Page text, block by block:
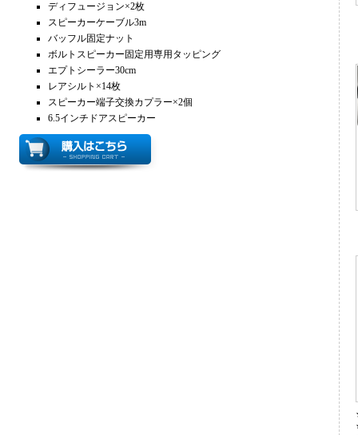
ディフュージョン×2枚
スピーカーケーブル3m
バッフル固定ナット
ボルトスピーカー固定用専用タッピング
エプトシーラー30cm
レアシルト×14枚
スピーカー端子交換カプラー×2個
6.5インチドアスピーカー